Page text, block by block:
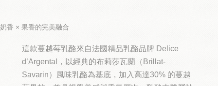
奶香 × 果香的完美融合
這款蔓越莓乳酪來自法國精品乳酪品牌 Delice
d’Argental
，以經典的布莉莎瓦蘭（Brillat-
Savarin）風味乳酪為基底，加入高達30% 的蔓越